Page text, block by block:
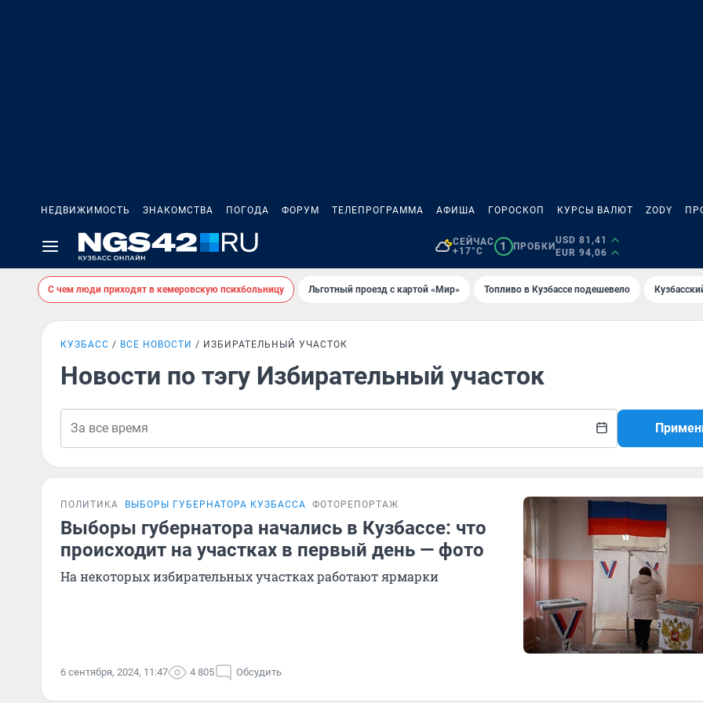
НЕДВИЖИМОСТЬ ЗНАКОМСТВА ПОГОДА ФОРУМ ТЕЛЕПРОГРАММА АФИША ГОРОСКОП КУРСЫ ВАЛЮТ ZODY
СЕЙЧАС
+17°C
1 ПРОБКИ
USD 81,41
EUR 94,06
С чем люди приходят в кемеровскую психбольницу Льготный проезд с картой «Мир» Топливо в Кузбассе подешевело
КУЗБАСС ВСЕ НОВОСТИ ИЗБИРАТЕЛЬНЫЙ УЧАСТОК
Новости по тэгу Избирательный участок
ПОЛИТИКА ВЫБОРЫ ГУБЕРНАТОРА КУЗБАССА ФОТОРЕПОРТАЖ
Выборы губернатора начались в Кузбассе: что
происходит на участках в первый день — фото
На некоторых избирательных участках работают ярмарки
6 сентября, 2024, 11:47 4 805 Обсудить